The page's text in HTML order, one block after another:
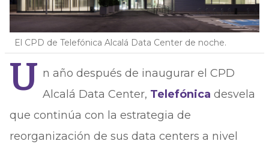
El CPD de Telefónica Alcalá Data Center de noche.
U n año después de inaugurar el CPD
Alcalá Data Center, Telefónica desvela
que continúa con la estrategia de
reorganización de sus data centers a nivel